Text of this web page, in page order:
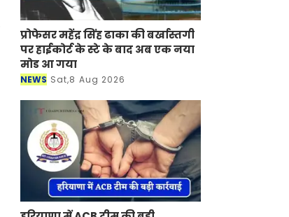
प्रोफेसर महेंद्र सिंह ढाका की बर्खास्तगी
पर हाईकोर्ट के स्टे के बाद अब एक नया
मोड आ गया
NEWS Sat,8 Aug 2026